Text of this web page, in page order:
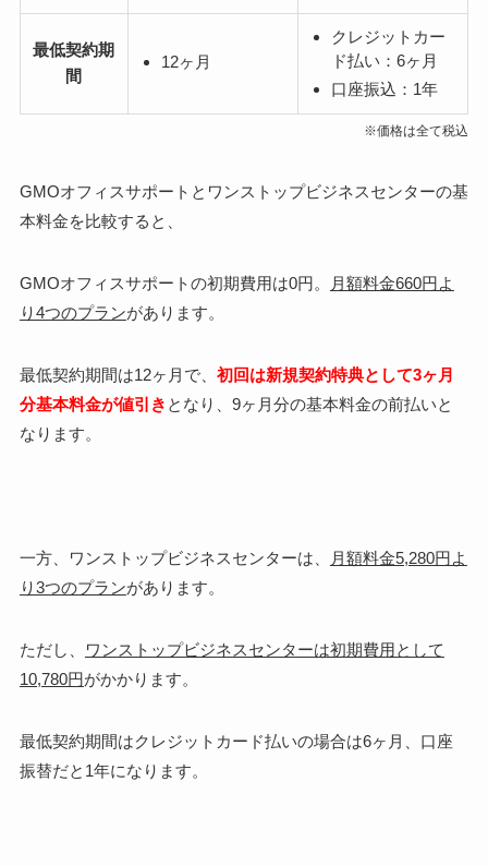
最低契約期
間
12ヶ月
クレジットカー
ド払い：6ヶ月
口座振込：1年
※価格は全て税込
GMOオフィスサポートとワンストップビジネスセンターの基
本料金を比較すると、
GMOオフィスサポートの初期費用は0円。
月額料金660円よ
り4つのプランがあります。
最低契約期間は12ヶ月で、 初回は新規契約特典として3ヶ月
分基本料金が値引き となり、 9ヶ月分の基本料金の前払いと
なります。
一方、ワンストップビジネスセンターは、
月額料金5,280円よ
り3つのプランがあります。
ただし、
ワンストップビジネスセンターは初期費用として
10,780円がかかります。
最低契約期間はクレジットカード払いの場合は6ヶ月、口座
振替だと1年になります。